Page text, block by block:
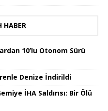
HABER
10’lu Otonom Sürü
Denize İndirildi
İHA Saldırısı: Bir Ölü